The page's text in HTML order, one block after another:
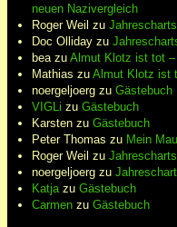
neuen Nazivergleich
Roger Weil zu
Doc Ollidayzu
beazu Almut Klotz ist tot
Mathias zu Almut Klotz ist
noergeljoergzu Gästebuch
VIGLi zu Gästebuch
Karstenzu Gästebuch
Peter Thomas zu Mein
Roger Weil zu
noergeljoergzu
Katjazu Gästebuch
Carmenzu Gästebuch